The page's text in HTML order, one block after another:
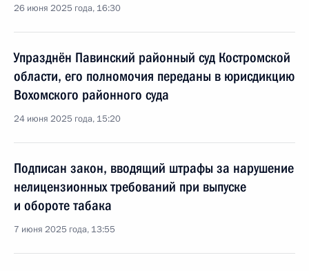
26 июня 2025 года, 16:30
Упразднён Павинский районный суд Костромской
области, его полномочия переданы в юрисдикцию
Вохомского районного суда
24 июня 2025 года, 15:20
Подписан закон, вводящий штрафы за нарушение
нелицензионных требований при выпуске
и обороте табака
7 июня 2025 года, 13:55